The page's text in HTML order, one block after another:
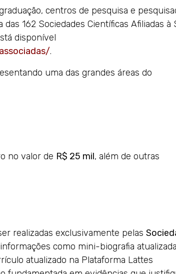
centros de pesquisa e
162 Sociedades Científicas Afiliadas à
disponível
.
uma das grandes áreas do
no valor de R$ 25 mil, além de outras
realizadas exclusivamente pelas
como mini-biografia
atualizado na Plataforma Lattes